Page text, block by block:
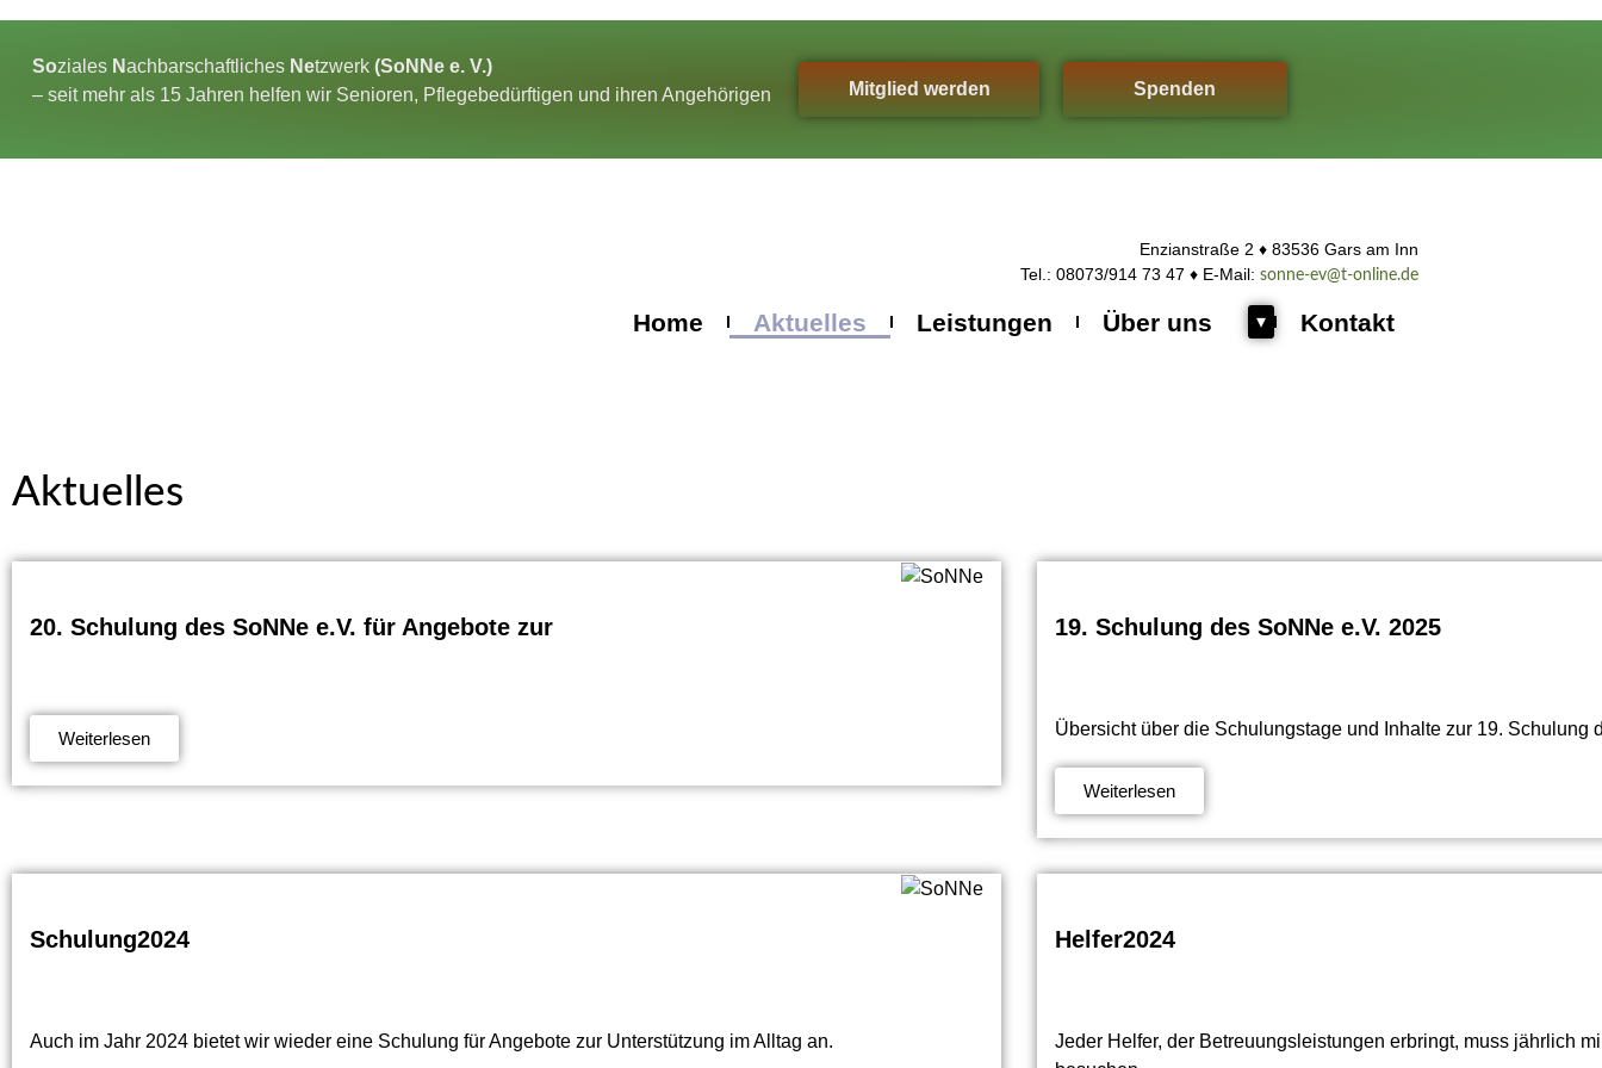
Soziales Nachbarschaftliches Netzwerk (SoNNe e. V.)
– seit mehr als 15 Jahren helfen wir Senioren, Pflegebedürftigen und ihren Angehörigen
Mitglied werden Spenden
Enzianstraße 2 ♦ 83536 Gars am Inn
Tel.: 08073/914 73 47 ♦ E-Mail: sonne-ev@t-online.de
Home Aktuelles Leistungen Über uns ▾Untermenü
Kontakt
Aktuelles
20. Schulung des SoNNe e.V. für Angebote zur
Weiterlesen
19. Schulung des SoNNe e.V. 2025
Übersicht über die Schulungstage und Inhalte zur 19. Schulung
Weiterlesen
Schulung2024
Auch im Jahr 2024 bietet wir wieder eine Schulung für Angebote zur Unterstützung im Alltag an.
Helfer2024
Jeder Helfer, der Betreuungsleistungen erbringt, muss jährlich